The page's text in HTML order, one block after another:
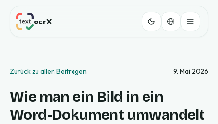
ocrX
Zurück zu allen Beiträgen 9. Mai 2026
Wie man ein Bild in ein
Word-Dokument umwandelt